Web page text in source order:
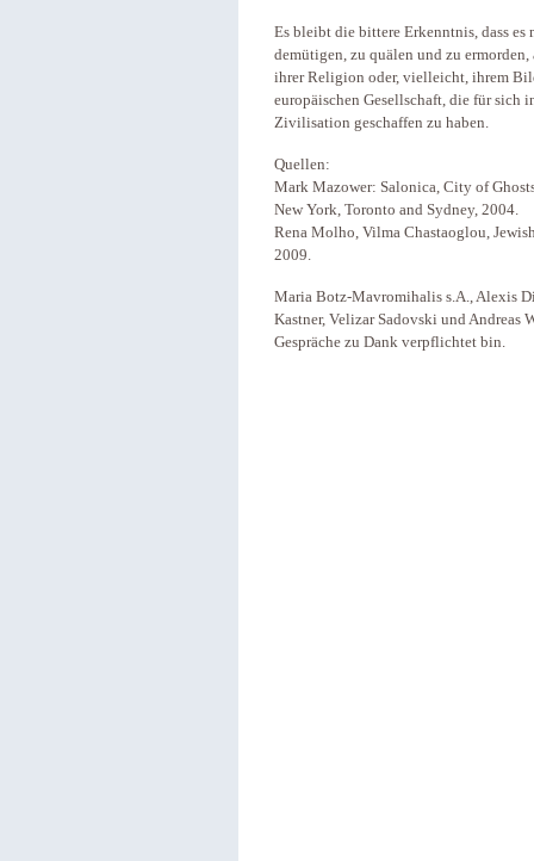
Es bleibt die bittere Erkenntnis, dass es
demütigen, zu quälen und zu
ihrer Religion oder, vielleicht, ihrem
europäischen Gesellschaft, die für sich
Zivilisation geschaffen zu haben.
Quellen:
Mark Mazower: Salonica, City of
New York, Toronto and Sydney, 2004.
Rena Molho, Vilma Chastaoglou,
2009.
Maria Botz-Mavromihalis s.A., Alexis
Kastner, Velizar Sadovski und Andreas
Gespräche zu Dank verpflichtet bin.